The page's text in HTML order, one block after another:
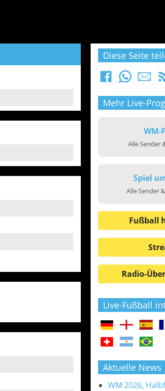
Diese Seite
Mehr Live-
WM-
Alle Sender
Spiel
Alle Sender
Fußball
Radio-
Live-Fußball
Aktuelle News
WM 2026,